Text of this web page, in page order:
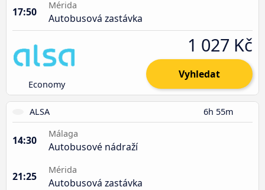
17:50
Mérida
Autobusová zastávka
Economy
1 027 Kč
Vyhledat
ALSA 6h 55m
14:30
Málaga
Autobusové nádraží
21:25
Mérida
Autobusová zastávka